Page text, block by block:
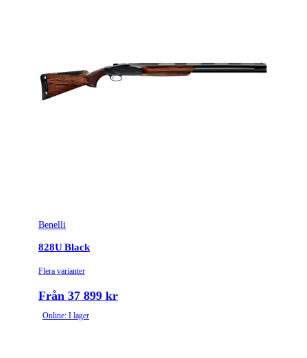
Benelli
828U Black
Flera varianter
Från 37 899 kr
Online: I lager